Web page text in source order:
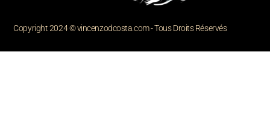
Copyright 2024 © vincenzodcosta.com - Tous Droits Réservés